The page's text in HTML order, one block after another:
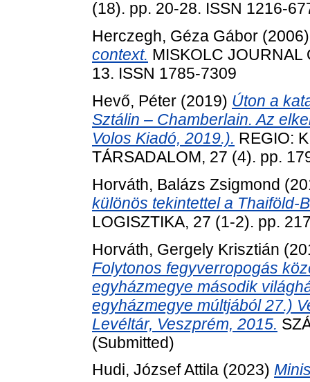
(18). pp. 20-28. ISSN 1216-
Herczegh, Géza Gábor
context. MISKOLC JOURNAL
13. ISSN 1785-7309
Hevő, Péter (2019) Úton a
Sztálin – Chamberlain. Az
Volos Kiadó, 2019.). REGIO:
TÁRSADALOM, 27 (4). pp.
Horváth, Balázs Zsigmond
különös tekintettel a Thaiföld-
LOGISZTIKA, 27 (1-2). pp.
Horváth, Gergely Krisztián
Folytonos fegyverropogás
egyházmegye második
egyházmegye múltjából 27.)
Levéltár, Veszprém, 2015.
(Submitted)
Hudi, József Attila (2023)